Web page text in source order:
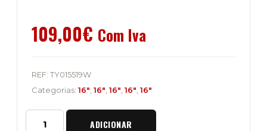
109,00€ Com Iva
REF: TY015519W
Categorias: 16" 16" 16" 16" 16"
Quantidade
ADICIONAR